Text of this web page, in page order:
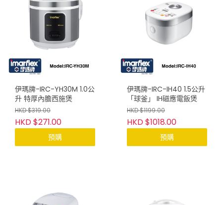
伊瑪牌-IRC-YH30M 1.0公
升 特厚內膽西施煲
HKD $319.00
HKD $271.00
預購
伊瑪牌-IRC-IH40 1.5公升
「球釜」 IH磁應電飯煲
HKD $1199.00
HKD $1018.00
預購